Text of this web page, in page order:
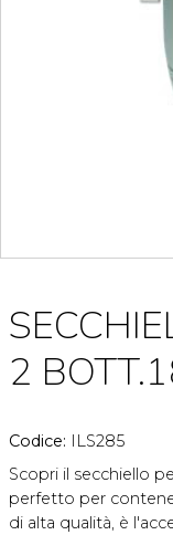
2
Codice: ILS285
Scopri il secchiello
perfetto per
di alta qualità, è